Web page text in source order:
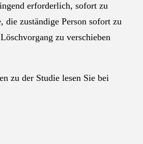
erforderlich, sofort zu
die zuständige Person sofort zu
zu verschieben
zu der Studie lesen Sie bei